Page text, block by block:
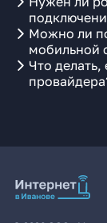
Можно ли
мобильной
Что